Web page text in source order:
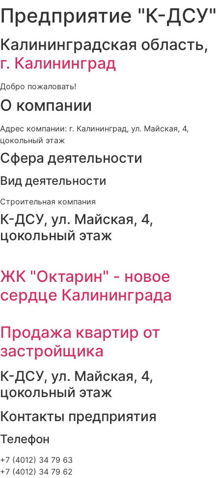
Предприятие "К-ДСУ"
Калининградская область,
г. Калининград
Добро пожаловать!
О компании
Адрес компании: г. Калининград, ул. Майская, 4,
цокольный этаж
Сфера деятельности
Вид деятельности
Строительная компания
К-ДСУ, ул. Майская, 4,
цокольный этаж
ЖК "Октарин" - новое
сердце Калининграда
Продажа квартир от
застройщика
К-ДСУ, ул. Майская, 4,
цокольный этаж
Контакты предприятия
Телефон
+7 (4012) 34 79 63
+7 (4012) 34 79 62